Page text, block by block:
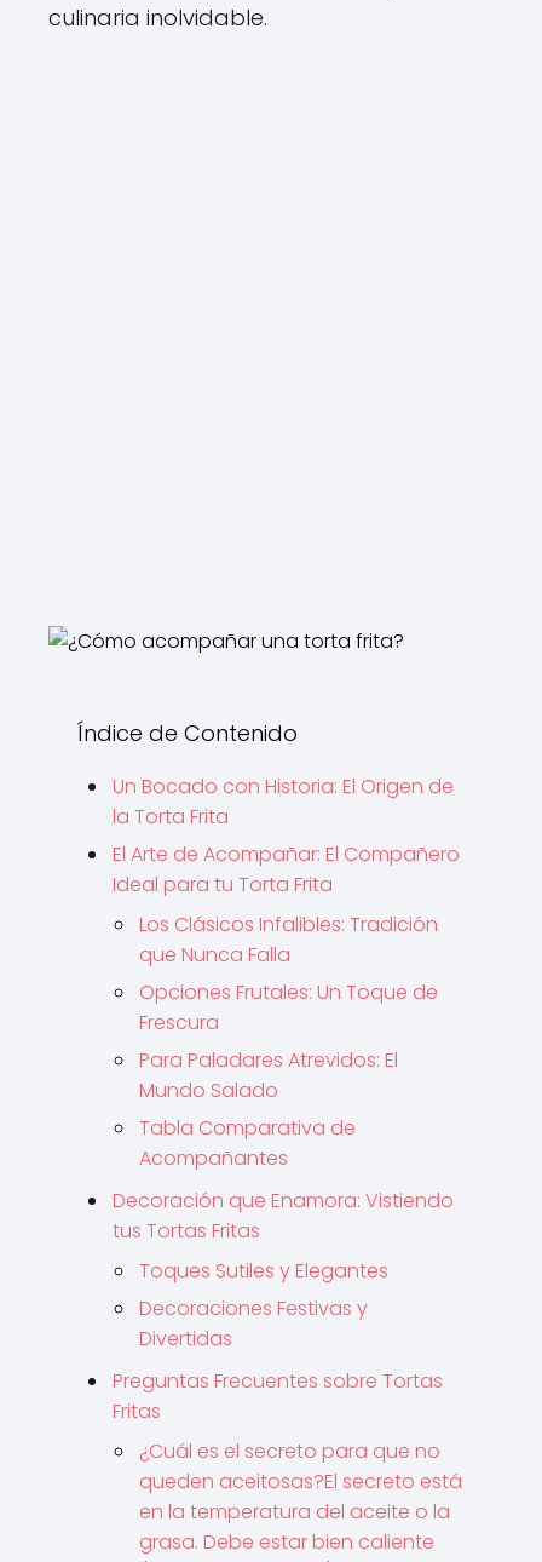
culinaria inolvidable.
Índice de Contenido
Un Bocado con Historia: El Origen de
la Torta Frita
El Arte de Acompañar: El Compañero
Ideal para tu Torta Frita
Los Clásicos Infalibles: Tradición
que Nunca Falla
Opciones Frutales: Un Toque de
Frescura
Para Paladares Atrevidos: El
Mundo Salado
Tabla Comparativa de
Acompañantes
Decoración que Enamora: Vistiendo
tus Tortas Fritas
Toques Sutiles y Elegantes
Decoraciones Festivas y
Divertidas
Preguntas Frecuentes sobre Tortas
Fritas
¿Cuál es el secreto para que no
queden aceitosas?El secreto está
en la temperatura del aceite o la
grasa. Debe estar bien caliente